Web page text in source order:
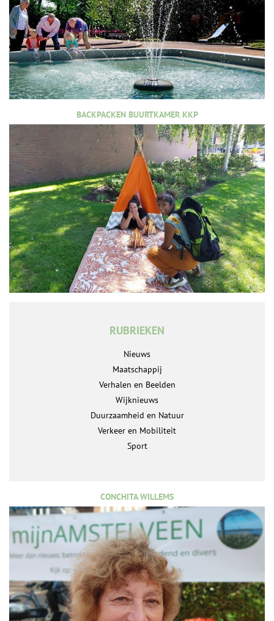
BACKPACKEN BUURTKAMER KKP
RUBRIEKEN
Nieuws
Maatschappij
Verhalen en Beelden
Wijknieuws
Duurzaamheid en Natuur
Verkeer en Mobiliteit
Sport
CONCHITA WILLEMS